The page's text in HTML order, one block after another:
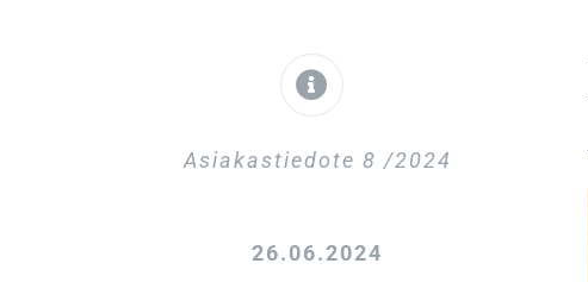
Asiakastiedote 8 /2024
26.06.2024